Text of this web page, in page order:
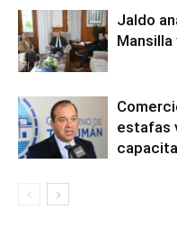
Jaldo
Mansilla
estafas